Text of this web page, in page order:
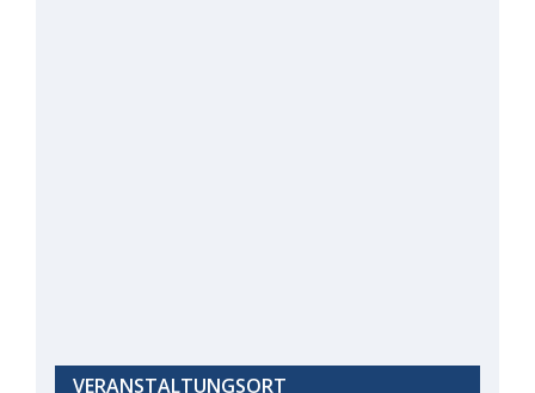
VERANSTALTUNGSORT